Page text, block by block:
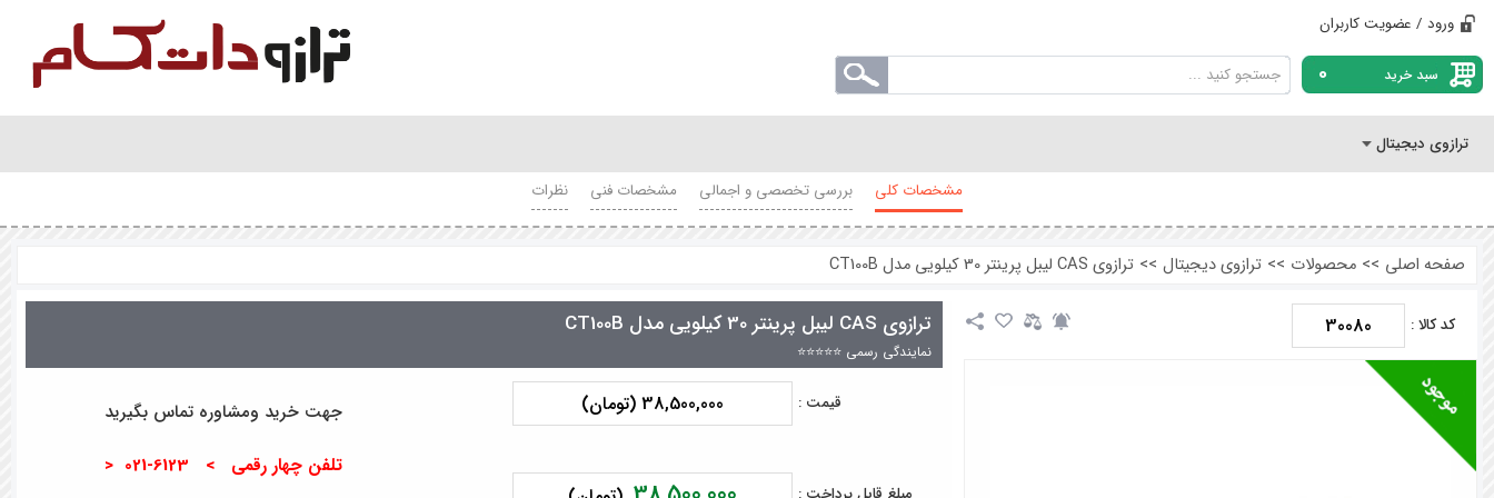
ورود / عضویت کاربران
سبد خرید 0
ترازوی دیجیتال
مشخصات کلی
بررسی تخصصی و اجمالی مشخصات فنی نظرات
صفحه اصلی >> محصولات >> ترازوی دیجیتال >> ترازوی CAS لیبل پرینتر 30 کیلویی مدل CT100B
کد کالا : 30080 ترازوی CAS لیبل پرینتر 30 کیلویی مدل CT100B
نمایندگی رسمی ⭐⭐⭐⭐⭐
قیمت : 38,500,000 (تومان) جهت خرید ومشاوره تماس بگیرید
تلفن چهار رقمی > 6123-021 <